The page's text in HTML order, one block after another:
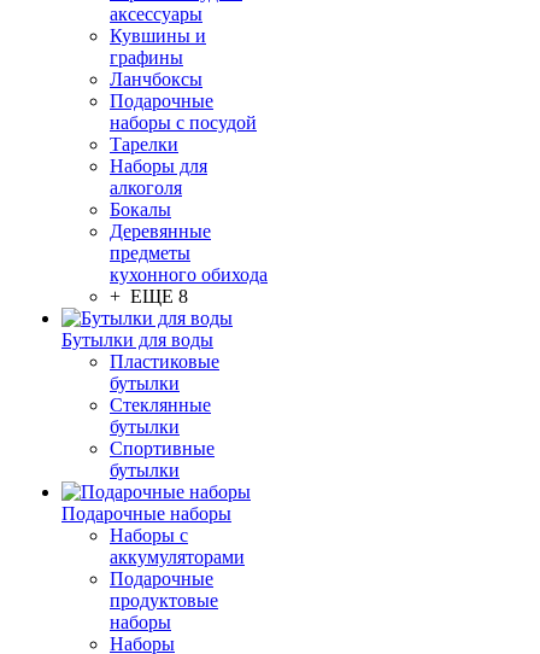
аксессуары
Кувшины и
графины
Ланчбоксы
Подарочные
наборы с посудой
Тарелки
Наборы для
алкоголя
Бокалы
Деревянные
предметы
кухонного обихода
+ ЕЩЕ 8
Бутылки для воды
Пластиковые
бутылки
Стеклянные
бутылки
Спортивные
бутылки
Подарочные наборы
Наборы с
аккумуляторами
Подарочные
продуктовые
наборы
Наборы